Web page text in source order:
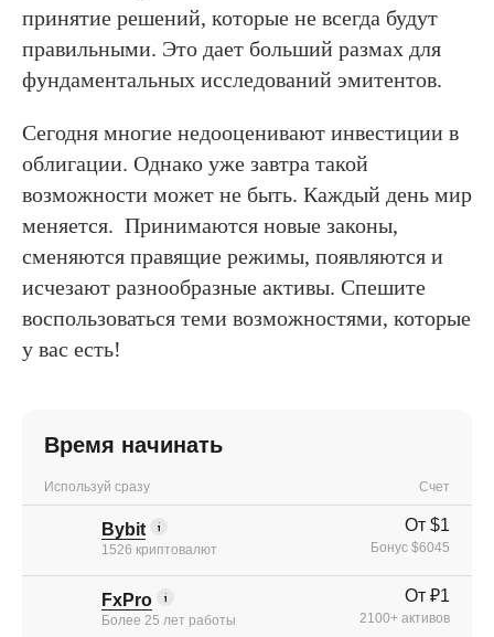
принятие решений, которые не всегда будут
правильными. Это дает больший размах для
фундаментальных исследований эмитентов.
Сегодня многие недооценивают инвестиции в
облигации. Однако уже завтра такой
возможности может не быть. Каждый день мир
меняется. Принимаются новые законы,
сменяются правящие режимы, появляются и
исчезают разнообразные активы. Спешите
воспользоваться теми возможностями, которые
у вас есть!
Время начинать
Используй сразу Счет
Bybit
1526 криптовалют
От $1
Бонус $6045
FxPro
Более 25 лет работы
От ₽1
2100+ активов